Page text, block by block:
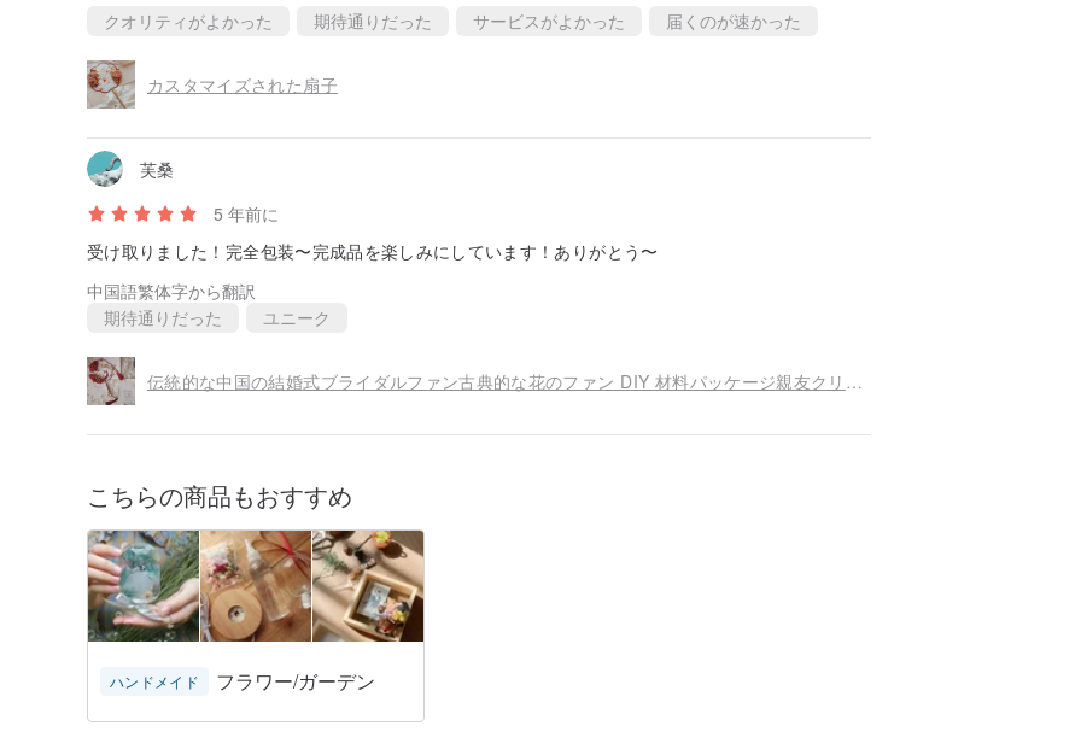
中国の結婚式、写真撮影、室内装飾、ギフトに特別な選択です:) これはユニークな既製の半完成品
であり、生産期間は約7〜10日です、しばらくお待ちください。小さなお花をひとつひとつ手作業
で貼り合わせ、美感を大切に組み合わせています。製造工程には多くの労力と時間がかかります。
特別な休日だけでなく、日常生活でも家の装飾は人々を幸せな気分にさせることができます。
クオリティがよかった 期待通りだった サービスがよかった 届くのが速かった
カスタマイズされた扇子
芙桑
5 年前に
受け取りました！完全包装〜完成品を楽しみにしています！ありがとう〜
中国語繁体字から翻訳
期待通りだった
ユニーク
伝統的な中国の結婚式ブライダルファン古典的な花のファン DIY 材料パッケージ親友クリエイティブギフト自家製
こちらの商品もおすすめ
ハンドメイド フラワー/ガーデン